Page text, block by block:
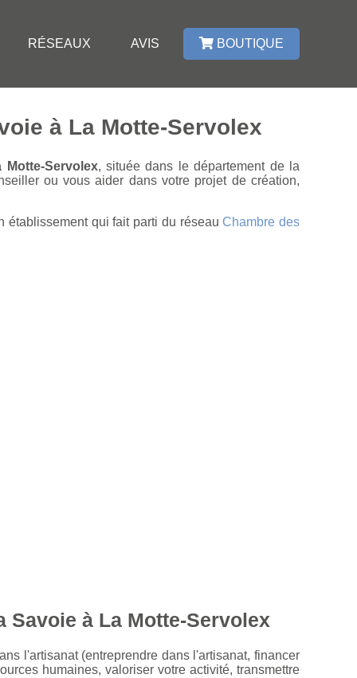
RÉSEAUX AVIS BOUTIQUE
à La Motte-Servolex
Servolex, située dans le département de la
ou vous aider dans votre projet de création,
établissement qui fait parti du réseauChambre des
Savoie à La Motte-Servolex
l'artisanat (entreprendre dans l'artisanat, financer
humaines, valoriser votre activité, transmettre